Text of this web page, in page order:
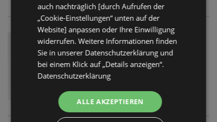
auch nachträglich [durch Aufrufen der
„Cookie-Einstellungen“ unten auf der
Website] anpassen oder Ihre Einwilligung
widerrufen. Weitere Informationen finden
Sie in unserer Datenschutzerklärung und
bei einem Klick auf „Details anzeigen“.
Datenschutzerklärung
ALLE AKZEPTIEREN